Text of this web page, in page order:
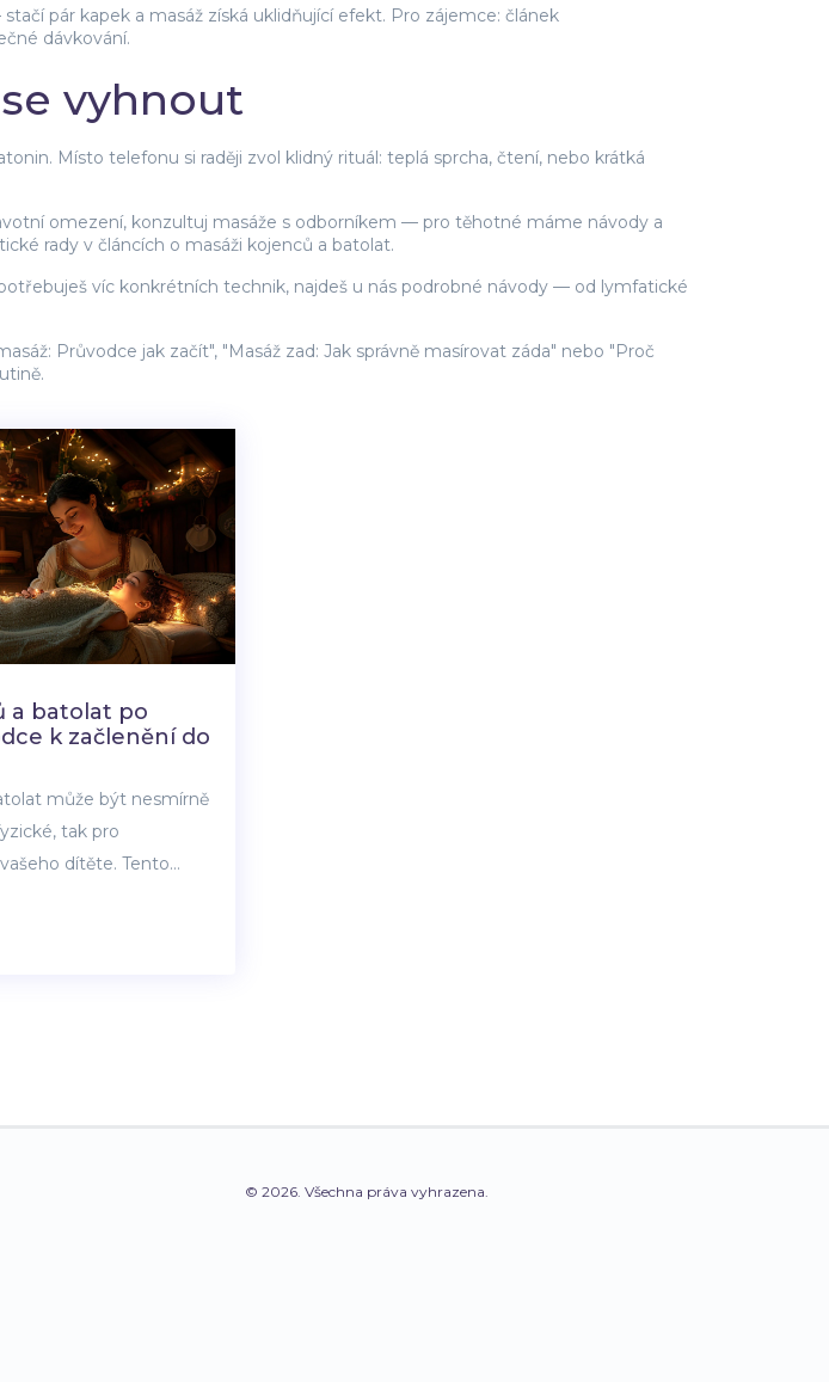
pár kapek a masáž získá uklidňující efekt. Pro zájemce: článek
dávkování.
vyhnout
Místo telefonu si raději zvol klidný rituál: teplá sprcha, čtení, nebo krátká
omezení, konzultuj masáže s odborníkem — pro těhotné máme návody a
rady v článcích o masáži kojenců a batolat.
víc konkrétních technik, najdeš u nás podrobné návody — od lymfatické
Průvodce jak začít", "Masáž zad: Jak správně masírovat záda" nebo "Proč
a batolat po
k začlenění do
může být nesmírně
tak pro
dítěte. Tento
rutiny po koupeli.
© 2026. Všechna práva vyhrazena.